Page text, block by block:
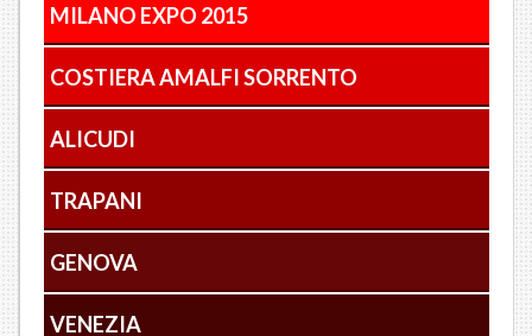
MILANO EXPO 2015
COSTIERA AMALFI SORRENTO
ALICUDI
TRAPANI
GENOVA
VENEZIA